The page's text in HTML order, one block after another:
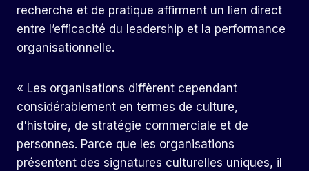
recherche et de pratique affirment un lien direct
entre l’efficacité du leadership et la performance
organisationnelle.
« Les organisations diffèrent cependant
considérablement en termes de culture,
d'histoire, de stratégie commerciale et de
personnes. Parce que les organisations
présentent des signatures culturelles uniques, il